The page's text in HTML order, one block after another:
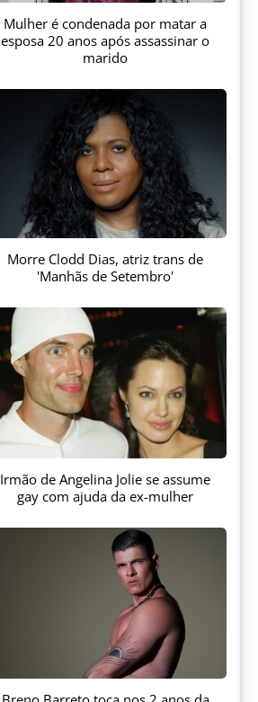
Mulher é condenada por matar a
esposa 20 anos após assassinar o
marido
Morre Clodd Dias, atriz trans de
'Manhãs de Setembro'
Irmão de Angelina Jolie se assume
gay com ajuda da ex-mulher